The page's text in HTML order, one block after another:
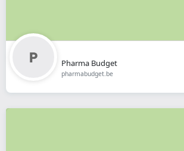
Pharma Budget
pharmabudget.be